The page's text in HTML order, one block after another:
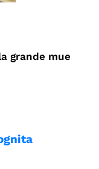
grande mue